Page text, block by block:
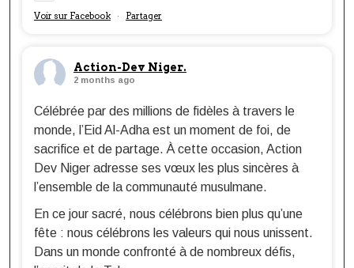
Voir sur Facebook · Partager
Action-Dev Niger.
2 months ago
Célébrée par des millions de fidèles à travers le
monde, l’Eid Al-Adha est un moment de foi, de
sacrifice et de partage. À cette occasion, Action
Dev Niger adresse ses vœux les plus sincères à
l’ensemble de la communauté musulmane.
En ce jour sacré, nous célébrons bien plus qu’une
fête : nous célébrons les valeurs qui nous unissent.
Dans un monde confronté à de nombreux défis,